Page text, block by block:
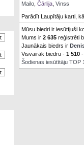
Mailo, Čārlija, Vinss
Parādīt Laupītāju karti,
Mūsu biedri ir iesūtījuši
Mums ir 2 635reģistrēti
Jaunākais biedrs ir
Visvairāk biedru - 1 510-
Šodienas iesūtītāju TOP